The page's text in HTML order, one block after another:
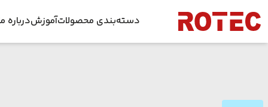
دسته‌بندی محصولاتآموزش
راهنمای
درباره